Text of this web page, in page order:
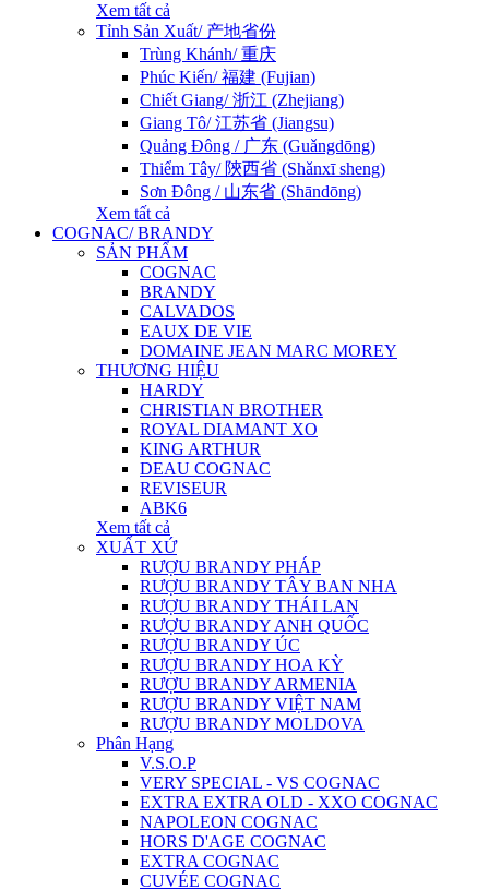
Xem tất cả
Tỉnh Sản Xuất/ 产地省份
Trùng Khánh/ 重庆
Phúc Kiến/ 福建 (Fujian)
Chiết Giang/ 浙江 (Zhejiang)
Giang Tô/ 江苏省 (Jiangsu)
Quảng Đông / 广东 (Guǎngdōng)
Thiểm Tây/ 陝西省 (Shǎnxī sheng)
Sơn Đông / 山东省 (Shāndōng)
Xem tất cả
COGNAC/ BRANDY
SẢN PHẨM
COGNAC
BRANDY
CALVADOS
EAUX DE VIE
DOMAINE JEAN MARC MOREY
THƯƠNG HIỆU
HARDY
CHRISTIAN BROTHER
ROYAL DIAMANT XO
KING ARTHUR
DEAU COGNAC
REVISEUR
ABK6
Xem tất cả
XUẤT XỨ
RƯỢU BRANDY PHÁP
RƯỢU BRANDY TÂY BAN NHA
RƯỢU BRANDY THÁI LAN
RƯỢU BRANDY ANH QUỐC
RƯỢU BRANDY ÚC
RƯỢU BRANDY HOA KỲ
RƯỢU BRANDY ARMENIA
RƯỢU BRANDY VIỆT NAM
RƯỢU BRANDY MOLDOVA
Phân Hạng
V.S.O.P
VERY SPECIAL - VS COGNAC
EXTRA EXTRA OLD - XXO COGNAC
NAPOLEON COGNAC
HORS D'AGE COGNAC
EXTRA COGNAC
CUVÉE COGNAC